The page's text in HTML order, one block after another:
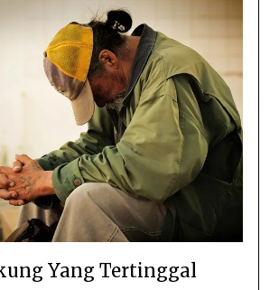
Yang Tertinggal